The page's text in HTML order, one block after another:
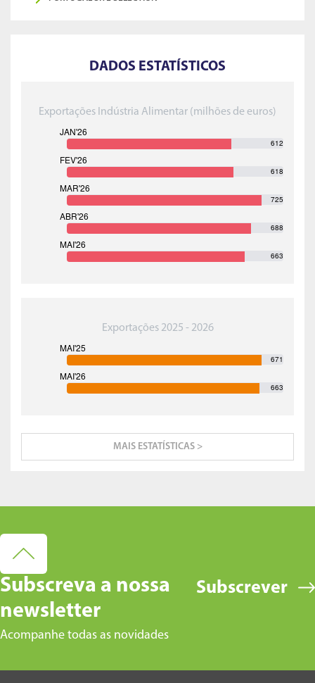
DADOS ESTATÍSTICOS
Exportações Indústria Alimentar (milhões de euros)
612
618
725
688
663
Exportações 2025 - 2026
671
663
MAIS ESTATÍSTICAS >
Subscreva a nossa
newsletter
Acompanhe todas as novidades
Subscrever